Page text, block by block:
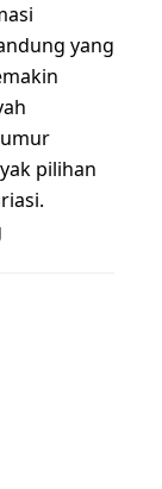
yang
pilihan